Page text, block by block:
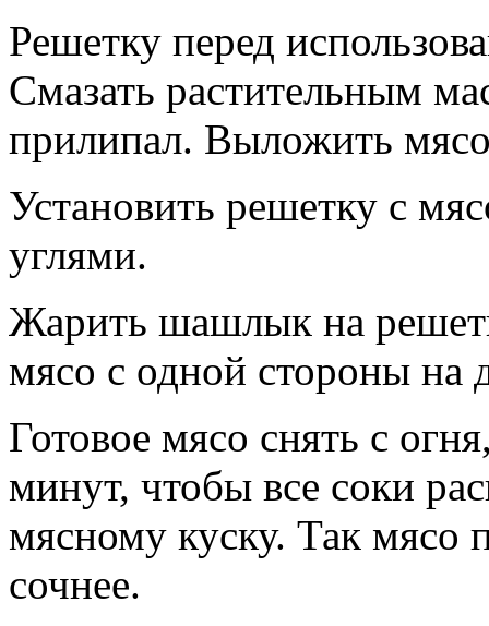
Решетку перед
Смазать растительным
прилипал. Выложить
Установить решетку с
углями.
Жарить шашлык на
мясо с одной стороны на
Готовое мясо снять с
минут, чтобы все соки
мясному куску. Так мясо
сочнее.